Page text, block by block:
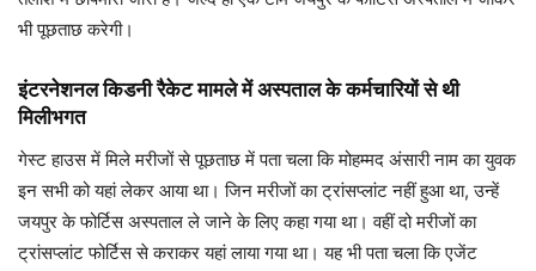
भी पूछताछ करेगी।
इंटरनेशनल किडनी रैकेट मामले में अस्पताल के कर्मचारियों से थी
मिलीभगत
गेस्ट हाउस में मिले मरीजों से पूछताछ में पता चला कि मोहम्मद अंसारी नाम का युवक
इन सभी को यहां लेकर आया था। जिन मरीजों का ट्रांसप्लांट नहीं हुआ था, उन्हें
जयपुर के फोर्टिस अस्पताल ले जाने के लिए कहा गया था। वहीं दो मरीजों का
ट्रांसप्लांट फोर्टिस से कराकर यहां लाया गया था। यह भी पता चला कि एजेंट